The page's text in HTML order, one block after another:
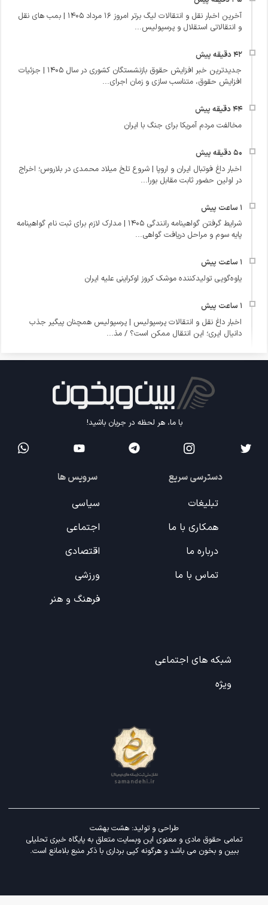
آخرین اخبار نقل و انتقالات لیگ برتر امروز 16 مرداد 1405 | بمب های نقل
و انتقالاتی استقلال و پرسپولیس...
جدیدترین خبر افزایش حقوق بازنشستگان کشوری در سال ۱۴۰۵ | جزئیات
افزایش حقوق، متناسب سازی و زمان اجرای...
مخالفت مردم آمریکا برای جنگ با ایران
اخبار داغ فوتبال ایران و اروپا | شروع تلخ میلاد محمدی در بلاروس؛ اخراج
در اولین حضور ثابت مقابل بورا...
شرایط گرفتن گواهینامه رانندگی ۱۴۰۵ | مدارک لازم برای ثبت نام گواهینامه
پایه سوم و مراحل دریافت گواهی...
یاوه‌گویی تولیدکننده موشک کروز اوکراینی علیه ایران
اخبار داغ نقل و انتقالات پرسپولیس | پرسپولیس همچنان پیگیر جذب
دانیال ایری؛ این انتقال ممکن است؟ / مذ...
با ما، هر لحظه در جریان باشید!
دسترسی سریع
تبلیغات
همکاری با ما
درباره ما
تماس با ما
سرویس ها
سیاسی
اجتماعی
اقتصادی
ورزشی
فرهنگ و هنر
شبکه های اجتماعی
ویژه
تمامی حقوق مادی و معنوی این وبسایت متعلق به پایگاه خبری تحلیلی
ببین و بخون می باشد و هرگونه کپی برداری با ذکر منبع بلامانع است.
طراحی و تولید:هشت بهشت